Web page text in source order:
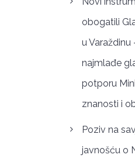
obogatili
u Varaždinu
najmlađe
potporu
znanosti i
Poziv na
javnošću o